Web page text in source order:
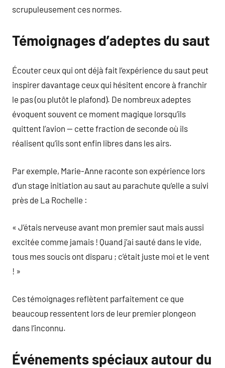
scrupuleusement ces normes.
Témoignages d’adeptes du saut
Écouter ceux qui ont déjà fait l’expérience du saut peut
inspirer davantage ceux qui hésitent encore à franchir
le pas (ou plutôt le plafond). De nombreux adeptes
évoquent souvent ce moment magique lorsqu’ils
quittent l’avion — cette fraction de seconde où ils
réalisent qu’ils sont enfin libres dans les airs.
Par exemple, Marie-Anne raconte son expérience lors
d’un stage initiation au saut au parachute qu’elle a suivi
près de La Rochelle :
« J’étais nerveuse avant mon premier saut mais aussi
excitée comme jamais ! Quand j’ai sauté dans le vide,
tous mes soucis ont disparu ; c’était juste moi et le vent
! »
Ces témoignages reflètent parfaitement ce que
beaucoup ressentent lors de leur premier plongeon
dans l’inconnu.
Événements spéciaux autour du